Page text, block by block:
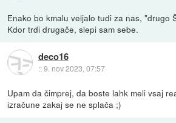
Enako bo kmalu veljalo tudi za nas, "drugo
Kdor trdi drugače, slepi sam sebe.
deco16
::9. nov 2023, 07:57
Upam da čimprej, da boste lahk meli vsaj
izračune zakaj se ne splača ;)